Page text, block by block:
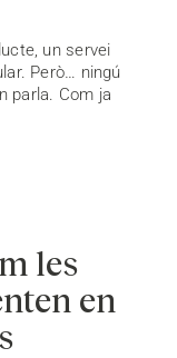
un servei
Però… ningú
parla. Com ja
les
en